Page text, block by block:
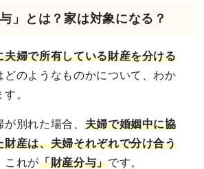
」とは？家は対象になる？
夫婦で所有している財産を分ける
どのようなものかについて、わか
。
別れた場合、 夫婦で婚姻中に協
財産は、夫婦それぞれで分け合う
これが「財産分与」です。